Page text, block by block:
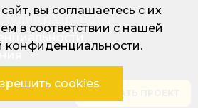
разработки
вы соглашаетесь с их
в соответствии с нашей
конфиденциальности.
cookies